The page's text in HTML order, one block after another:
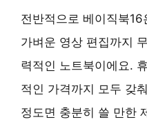
전반적으로 베이직북
가벼운 영상 편집까지
력적인 노트북이에요.
적인 가격까지 모두 갖
정도면 충분히 쓸 만한